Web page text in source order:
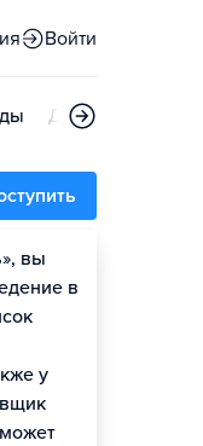
Войти
Дни открытых
вы
в
у